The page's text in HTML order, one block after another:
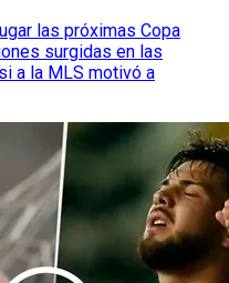
las próximas Copa
surgidas en las
a la MLS motivó a